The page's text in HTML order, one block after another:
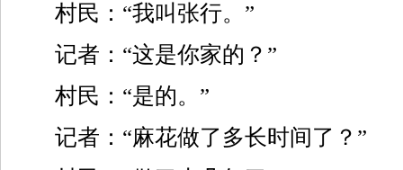
村民：“我叫张行。”
记者：“这是你家的？”
村民：“是的。”
记者：“麻花做了多长时间了？”